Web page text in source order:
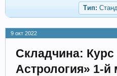
Тип:
9 окт 2022
Складчина: Курс
Астрология» 1-й